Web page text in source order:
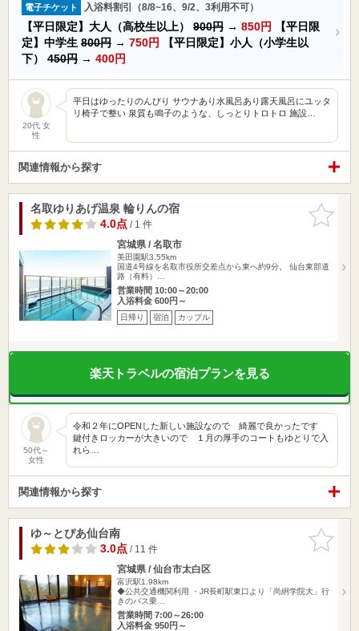
電子チケット 入浴料割引（8/8~16、9/2、3利用不可）
【平日限定】大人（高校生以上） 900円 → 850円
【平日限
定】中学生 800円 → 750円
【平日限定】小人（小学生以
下） 450円 → 400円
20代 女
性
平日はゆったりのんびり サウナあり水風呂あり露天風呂にユッタ
リ椅子で整い 泉質も鳴子のような、しっとりトロトロ 施設…
関連情報から探す
お気に入
りに追加
名取ゆりあげ温泉 輪りんの宿
4.0点/ 1 件
宮城県 / 名取市
美田園駅3.55km
国道4号線を名取市役所交差点から東へ約9分。 仙台東部道
路（有料）…
営業時間 10:00～20:00
入浴料金 600円～
日帰り 宿泊 カップル
楽天トラベルの宿泊プランを見る
50代～
女性
令和２年にOPENした新しい施設なので 綺麗で良かったです
鍵付きロッカーが大きいので １月の厚手のコートもゆとりで入
れら…
関連情報から探す
お気に入
りに追加
ゆ～とぴあ仙台南
3.0点/ 11 件
宮城県 / 仙台市太白区
富沢駅1.98km
◆公共交通機関利用 ・JR長町駅東口より「尚絅学院大」行
きのバス乗…
営業時間 7:00～26:00
入浴料金 950円～